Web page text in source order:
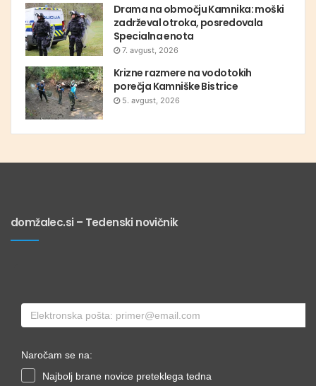
Drama na območju Kamnika: moški
zadrževal otroka, posredovala
Specialna enota
7. avgust, 2026
Krizne razmere na vodotokih
porečja Kamniške Bistrice
5. avgust, 2026
domžalec.si – Tedenski novičnik
Naročam se na:
Najbolj brane novice preteklega tedna